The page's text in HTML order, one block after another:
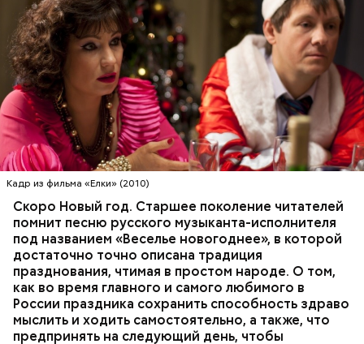
Кадр из фильма «Елки» (2010)
Скоро Новый год. Старшее поколение читателей
помнит песню русского музыканта-исполнителя
под названием «Веселье новогоднее», в которой
достаточно точно описана традиция
празднования, чтимая в простом народе. О том,
как во время главного и самого любимого в
России праздника сохранить способность здраво
мыслить и ходить самостоятельно, а также, что
предпринять на следующий день, чтобы
Помози мне грешному и унылому в настоящем сем
житии, умоли Господа Бога даровати ми
Николай-угодник и народный
календарь
Суп крестьянский